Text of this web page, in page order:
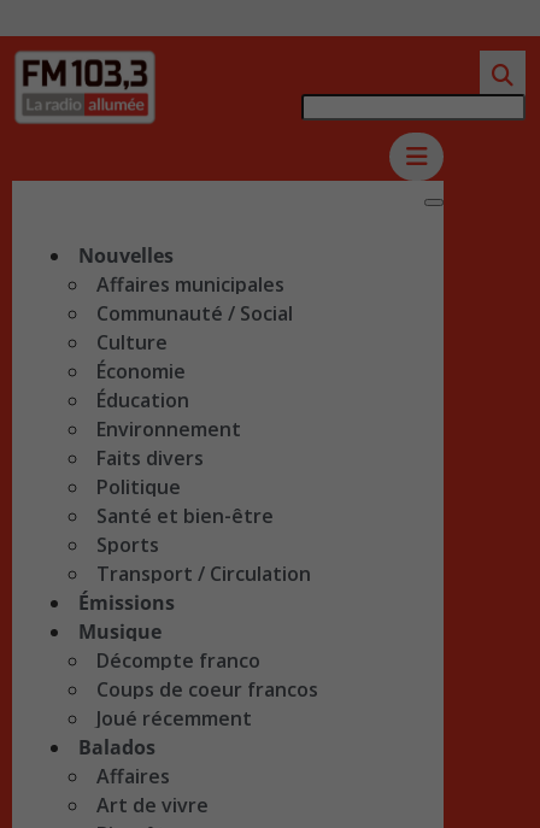
Nouvelles
Affaires municipales
Communauté / Social
Culture
Économie
Éducation
Environnement
Faits divers
Politique
Santé et bien-être
Sports
Transport / Circulation
Émissions
Musique
Décompte franco
Coups de coeur francos
Joué récemment
Balados
Affaires
Art de vivre